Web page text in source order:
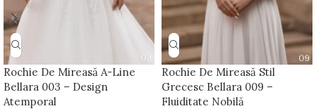
Rochie De Mireasă A-Line
Bellara 003 – Design
Atemporal
Rochie De Mireasă Stil
Grecesc Bellara 009 –
Fluiditate Nobilă